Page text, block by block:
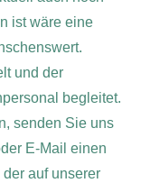
ist wäre eine
und der
begleitet.
senden Sie uns
E-Mail einen
auf unserer